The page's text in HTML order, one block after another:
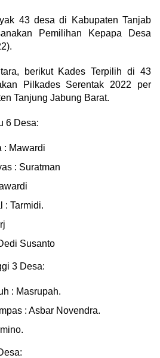
43 desa di Kabupaten Tanjab
Pemilihan Kepapa Desa
berikut Kades Terpilih di 43
Pilkades Serentak 2022 per
Tanjung Jabung Barat.
6 Desa:
: Mawardi
: Suratman
: Tarmidi.
Susanto
3 Desa:
: Masrupah.
: Asbar Novendra.